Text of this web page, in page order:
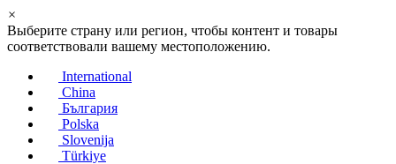
×
Выберите страну или регион, чтобы контент и товары
соответствовали вашему местоположению.
International
China
България
Polska
Slovenija
Türkiye